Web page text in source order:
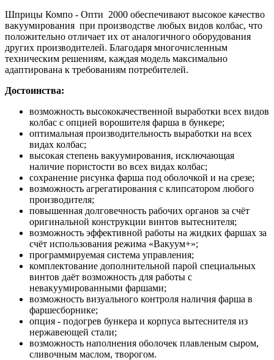
Шприцы Компо - Опти 2000 обеспечивают высокое качество
вакуумирования при производстве любых видов колбас, что
положительно отличает их от аналогичного оборудования
других производителей. Благодаря многочисленным
техническим решениям, каждая модель максимально
адаптирована к требованиям потребителей.
Достоинства:
возможность высококачественной выработки всех видов
колбас с опцией ворошителя фарша в бункере;
оптимальная производительность выработки на всех
видах колбас;
высокая степень вакуумирования, исключающая
наличие пористости во всех видах колбас;
сохранение рисунка фарша под оболочкой и на срезе;
возможность агрегатирования с клипсатором любого
производителя;
повышенная долговечность рабочих органов за счёт
оригинальной конструкции винтов вытеснителя;
возможность эффективной работы на жидких фаршах за
счёт использования режима «Вакуум+»;
программируемая система управления;
комплектование дополнительной парой специальных
винтов даёт возможность для работы с
невакуумированными фаршами;
возможность визуального контроля наличия фарша в
фаршесборнике;
опция - подогрев бункера и корпуса вытеснителя из
нержавеющей стали;
возможность наполнения оболочек плавленым сыром,
сливочным маслом, творогом.